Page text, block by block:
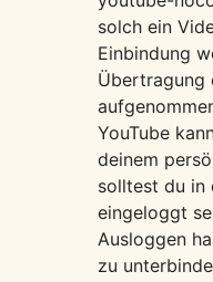
solch ein
Einbindung
Übertragung
YouTube
deinem
solltest du in
eingeloggt
Ausloggen
zu